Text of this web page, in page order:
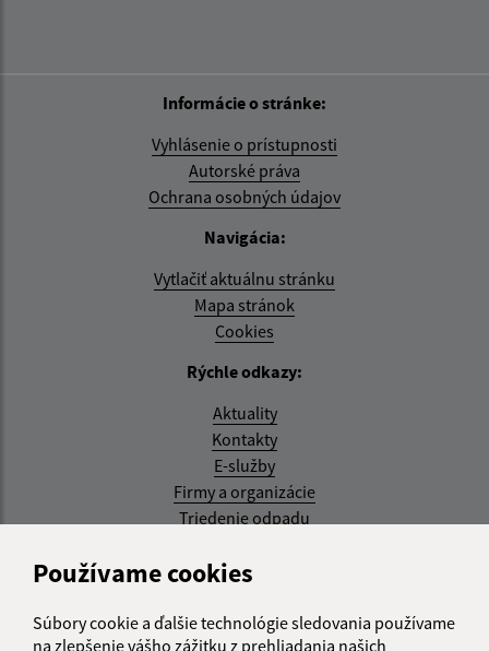
Používame cookies
Súbory cookie a ďalšie technológie sledovania používame
na zlepšenie vášho zážitku z prehliadania našich
Informácie o stránke:
Vyhlásenie o prístupnosti
Autorské práva
Ochrana osobných údajov
Navigácia:
Vytlačiť aktuálnu stránku
Mapa stránok
Cookies
Rýchle odkazy:
Aktuality
Kontakty
E-služby
Firmy a organizácie
Triedenie odpadu
Aktualizované:
RSS